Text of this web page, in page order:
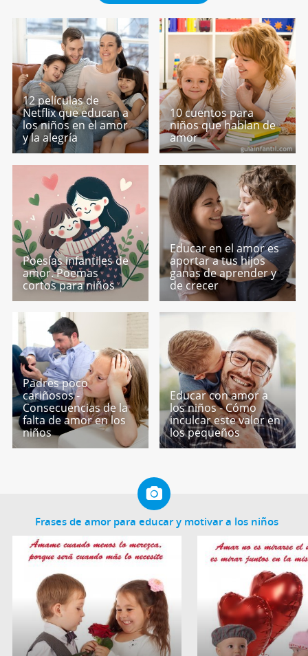
12 películas de
Netflix que educan a
los niños en el amor
y la alegría
10 cuentos para
niños que hablan de
amor
Poesías infantiles de
amor. Poemas
cortos para niños
Educar en el amor es
aportar a tus hijos
ganas de aprender y
de crecer
Padres poco
cariñosos -
Consecuencias de la
falta de amor en los
niños
Educar con amor a
los niños - Cómo
inculcar este valor en
los pequeños
Frases de amor para educar y motivar a los niños